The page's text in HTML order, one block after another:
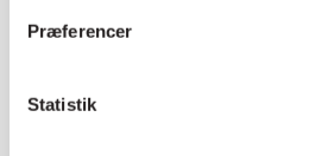
Præferencer
Statistik
Har du brug for
Vi tilbyder et bredt sortiment af